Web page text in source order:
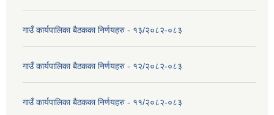
गाउँ कार्यपालिका बैठकका निर्णयहरु - १३/२०८२-०८३
गाउँ कार्यपालिका बैठकका निर्णयहरु - १२/२०८२-०८३
गाउँ कार्यपालिका बैठकका निर्णयहरु - ११/२०८२-०८३